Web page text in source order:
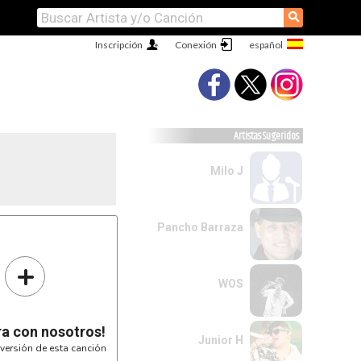
⚲
Conexión
Inscripción
+
con nosotros!
de esta canción
Artistas Sugeridos
Milo J
Pancho Barraza
WOS
Junior H